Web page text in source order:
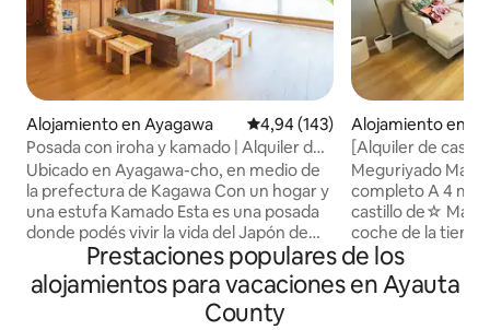
Alojamiento en Ayagawa Calificación promedio: 4,94 de
4,94 (143)
Posada con iroha y kamado | Alquiler de
alojamiento completo | Experiencias
tradicionales japonesas
Ubicado en Ayagawa-cho, en medio de
la prefectura de Kagawa Con un hogar y
una estufa Kamado Esta es una posada
donde podés vivir la vida del Japón de
antaño 🇯🇵 Quedarme en una posada
es lo que hago.✨ Ofrecemos una
experiencia de alojamiento de lujo y
Alojamiento en
[Alquiler de casa
dormitorios /
estacionamiento
elegante y limpia
Meguriyado Marugame
completo A 4
castillo de☆
coche de la
Marugame A 5
centro de la
habitaciones
Prestaciones populares de los
alojamientos para vacaciones en Ayauta
County